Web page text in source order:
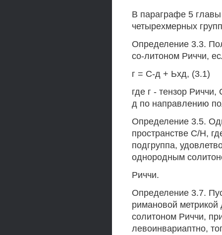
В параграфе 5
четырехмерных
Определение 3.3.
со-литоном Риччи,
г = С-д + Ьхд, (3.1)
где г - тензор
д по направлению
Определение 3.5.
пространстве С/Н,
подгруппа,
однородным
Риччи.
Определение 3.7.
римановой
солитоном Риччи,
левоинвариаптно,